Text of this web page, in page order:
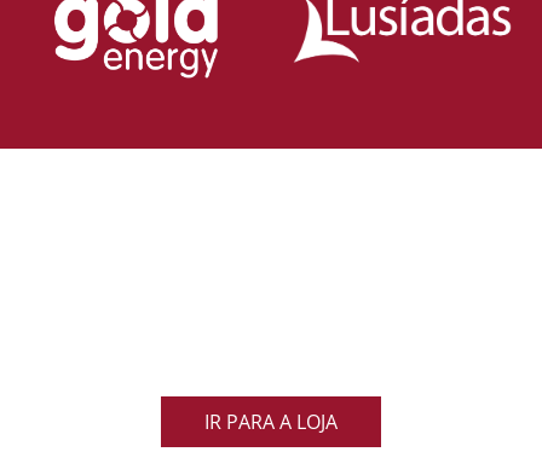
IR PARA A LOJA